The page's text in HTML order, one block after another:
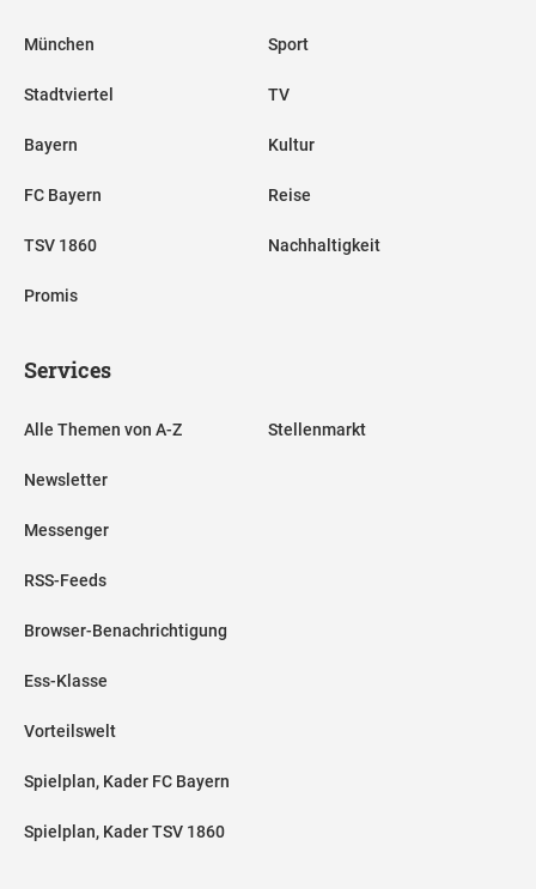
München
Stadtviertel
Bayern
FC Bayern
TSV 1860
Promis
Sport
TV
Kultur
Reise
Nachhaltigkeit
Services
Alle Themen von A-Z
Newsletter
Messenger
RSS-Feeds
Browser-Benachrichtigung
Ess-Klasse
Vorteilswelt
Spielplan, Kader FC Bayern
Spielplan, Kader TSV 1860
Stellenmarkt